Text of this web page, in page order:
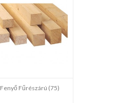
Fenyő Fűrészárú (75)